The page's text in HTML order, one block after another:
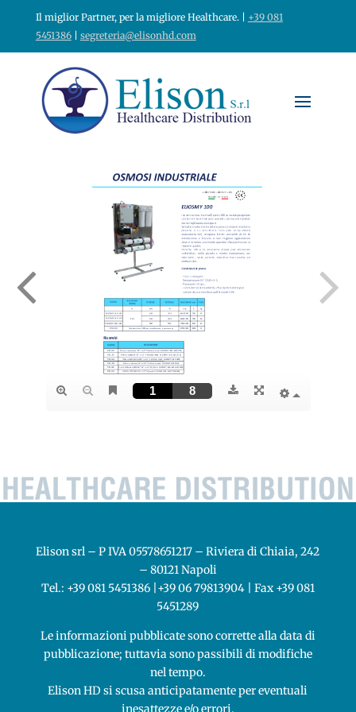
Il miglior Partner, per la migliore Healthcare. | +39 081
5451386| segreteria@elisonhd.com
Elison srl – P IVA 05578651217 – Riviera di Chiaia, 242
– 80121 Napoli
Tel.: +39 081 5451386 |+39 06 79813904 | Fax +39 081
5451289
Le informazioni pubblicate sono corrette alla data di
pubblicazione; tuttavia sono passibili di modifiche
nel tempo.
Elison HD si scusa anticipatamente per eventuali